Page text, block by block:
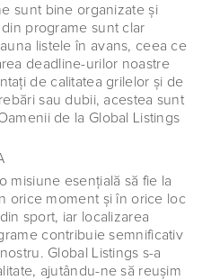
sunt bine organizate şi
programe sunt clar
listele în avans, ceea ce
deadline-urilor noastre
de calitatea grilelor şi de
sau dubii, acestea sunt
de la Global Listings
misiune esenţială să fie la
orice moment şi în orice loc
sport, iar localizarea
contribuie semnificativ
Global Listings s-a
ajutându-ne să reuşim